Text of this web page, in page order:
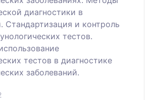
диагностики в
Стандартизация и контроль
тестов.
тестов в диагностике
заболеваний.